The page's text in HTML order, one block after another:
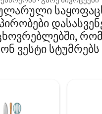
რადგან
სუპერმასპინძლები
მიმოხილვებით
და უკვე რამდენიმე
სუპერმასპინძელი ვართ.
მე ჩემს ტარიფებში ვფარავ
ვერცხლისფერი
ლენდინგისა
პირობები
ვესტი